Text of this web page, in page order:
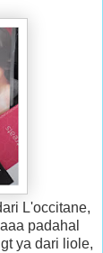
L'occitane,
padahal
ya dari liole,